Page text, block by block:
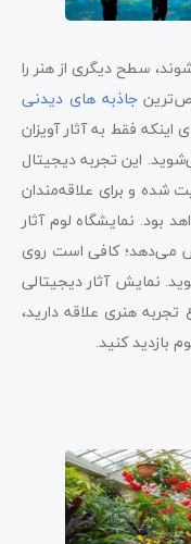
سطح دیگری از هنر را
جاذبه های دیدنی
اینکه فقط به آثار آویزان
این تجربه دیجیتال
شده و برای علاقه‌مندان
بود. نمایشگاه لوم آثار
۳۶۰ درجه نمایش می‌دهد؛ کافی است روی
نمایش آثار دیجیتالی
نوع تجربه هنری علاقه دارید،
بازدید کنید.